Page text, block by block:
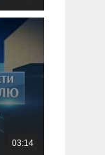
03:14